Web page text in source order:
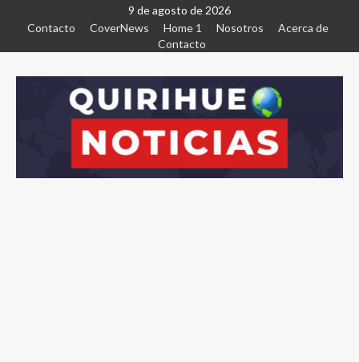
9 de agosto de 2026
Contacto
CoverNews Home 1 Nosotros
Acerca de
Contacto